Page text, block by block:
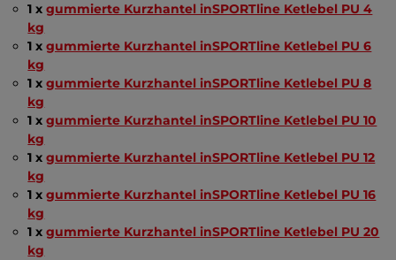
1 xgummierte Kurzhantel inSPORTline Ketlebel PU 4
kg
1 xgummierte Kurzhantel inSPORTline Ketlebel PU 6
kg
1 xgummierte Kurzhantel inSPORTline Ketlebel PU 8
kg
1 xgummierte Kurzhantel inSPORTline Ketlebel PU 10
kg
1 xgummierte Kurzhantel inSPORTline Ketlebel PU 12
kg
1 xgummierte Kurzhantel inSPORTline Ketlebel PU 16
kg
1 xgummierte Kurzhantel inSPORTline Ketlebel PU 20
kg